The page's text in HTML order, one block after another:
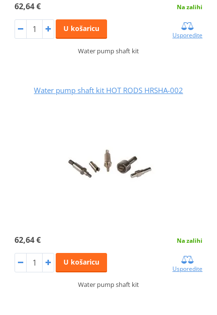
62,64 € Na zalihi
U košaricu
Usporedite
Water pump shaft kit
Water pump shaft kit HOT RODS HRSHA-002
62,64 € Na zalihi
U košaricu
Usporedite
Water pump shaft kit